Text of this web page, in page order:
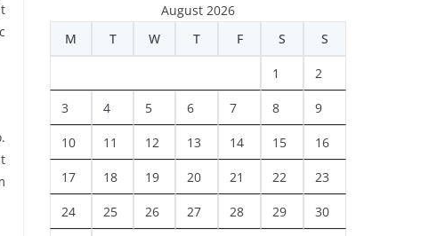
August 2026
M
T W T F S S
1 2
3 4 5 6 7 8 9
10 11 12 13 14 15 16
17 18 19 20 21 22 23
24 25 26 27 28 29 30